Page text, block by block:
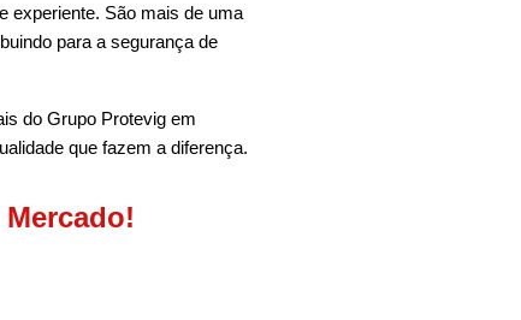
experiente. São mais de uma
para a segurança de
do Grupo Protevig em
que fazem a diferença.